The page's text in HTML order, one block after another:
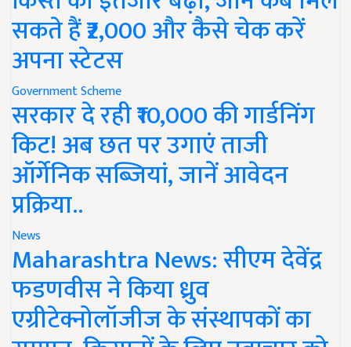
सकते हैं ₹2,000 और कैसे चेक करें
अपना स्टेटस
Government Scheme
सरकार दे रही ₹10,000 की गार्डनिंग
किट! अब छत पर उगाएं ताजी
ऑर्गेनिक सब्जियां, जानें आवेदन
प्रक्रिया..
News
Maharashtra News: सीएम देवेंद्र
फडणवीस ने किया ध्रुव
एग्रीटेक्नोलॉजीज के संस्थापकों का